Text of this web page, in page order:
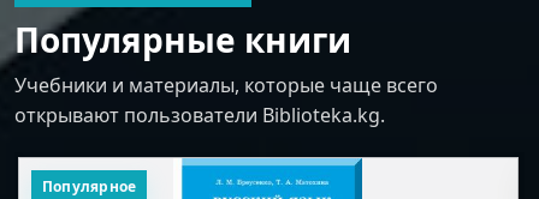
Популярные книги
Учебники и материалы, которые чаще всего
открывают пользователи Biblioteka.kg.
Популярное